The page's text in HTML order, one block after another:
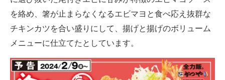
を絡め、箸が止まらなくなるエビマヨと食べ応え抜群な
チキンカツを合い盛りにして、揚げと揚げのボリューム
メニューに仕立てたとしています。